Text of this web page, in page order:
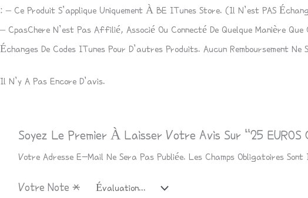
: – Ce Produit S’applique Uniquement À BE ITunes Store. (Il N’est PAS
– CpasChere N’est Pas Affilié, Associé Ou Connecté De Quelque Manière
Échanges De Codes ITunes Pour D’autres Produits. Aucun Remboursement
Il N’y A Pas Encore D’avis.
Soyez Le Premier À Laisser Votre Avis Sur “25 EUROS
Votre Adresse E-Mail Ne Sera Pas Publiée. Les Champs Obligatoires
Votre Note*